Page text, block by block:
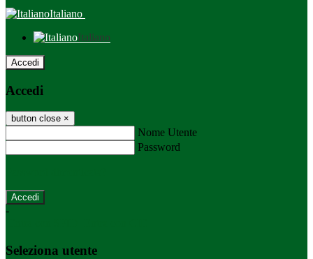
Italiano
Italiano
Accedi
Accedi
button close ×
Nome Utente
Password
-
Seleziona utente